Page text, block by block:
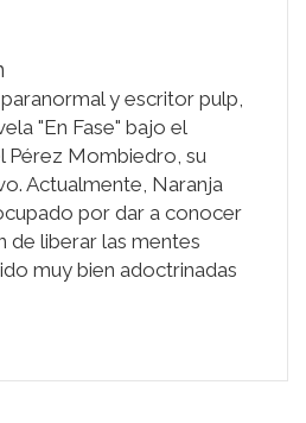
y escritor pulp,
"En Fase" bajo el
Pérez Mombiedro, su
Actualmente, Naranja
por dar a conocer
de liberar las mentes
muy bien adoctrinadas